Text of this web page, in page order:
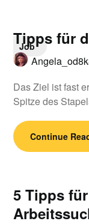
Job
Tipps für
Das Ziel ist fast
Spitze des
Continue
5 Tipps